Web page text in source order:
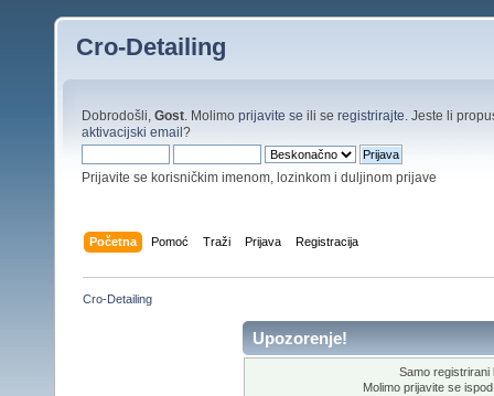
Cro-Detailing
Dobrodošli, Gost . Molimo prijavite se ili se registrirajte . Jeste li
aktivacijski email?
Prijavite se korisničkim imenom, lozinkom i duljinom prijave
Početna Pomoć Traži Prijava Registracija
Cro-Detailing
Upozorenje!
Samo registrirani
Molimo prijavite se